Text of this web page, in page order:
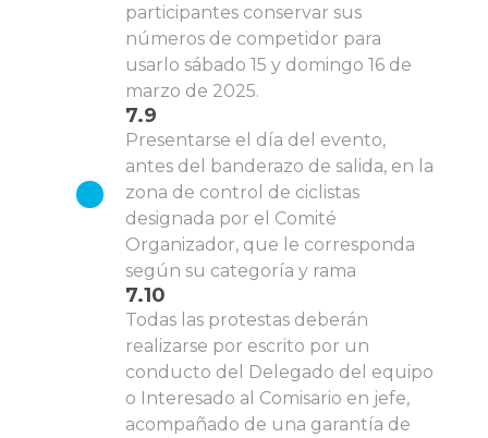
participantes conservar sus
números de competidor para
usarlo sábado 15 y domingo 16 de
marzo de 2025.
7.9
Presentarse el día del evento,
antes del banderazo de salida, en la
zona de control de ciclistas
designada por el Comité
Organizador, que le corresponda
según su categoría y rama
7.10
Todas las protestas deberán
realizarse por escrito por un
conducto del Delegado del equipo
o Interesado al Comisario en jefe,
acompañado de una garantía de